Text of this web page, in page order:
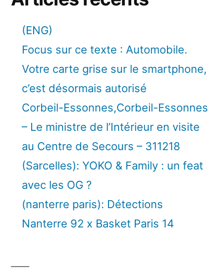
prison »
(ENG)
Focus sur ce texte : Automobile.
Votre carte grise sur le smartphone,
c’est désormais autorisé
Corbeil-Essonnes,Corbeil-Essonnes
– Le ministre de l’Intérieur en visite
au Centre de Secours – 311218
(Sarcelles): YOKO & Family : un feat
avec les OG ?
(nanterre paris): Détections
Nanterre 92 x Basket Paris 14